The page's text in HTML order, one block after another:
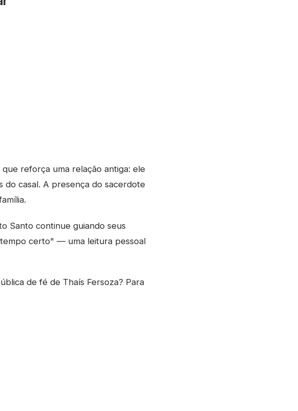
reforça uma relação antiga: ele
do casal. A presença do sacerdote
Santo continue guiando seus
certo" — uma leitura pessoal
de fé de Thaís Fersoza? Para